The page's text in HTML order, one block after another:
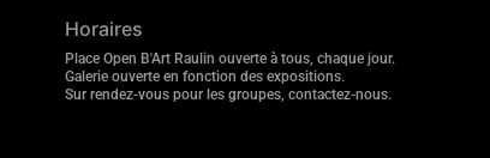
Horaires
Place Open B'Art Raulin ouverte à tous, chaque jour.
Galerie ouverte en fonction des expositions.
Sur rendez-vous pour les groupes, contactez-nous.